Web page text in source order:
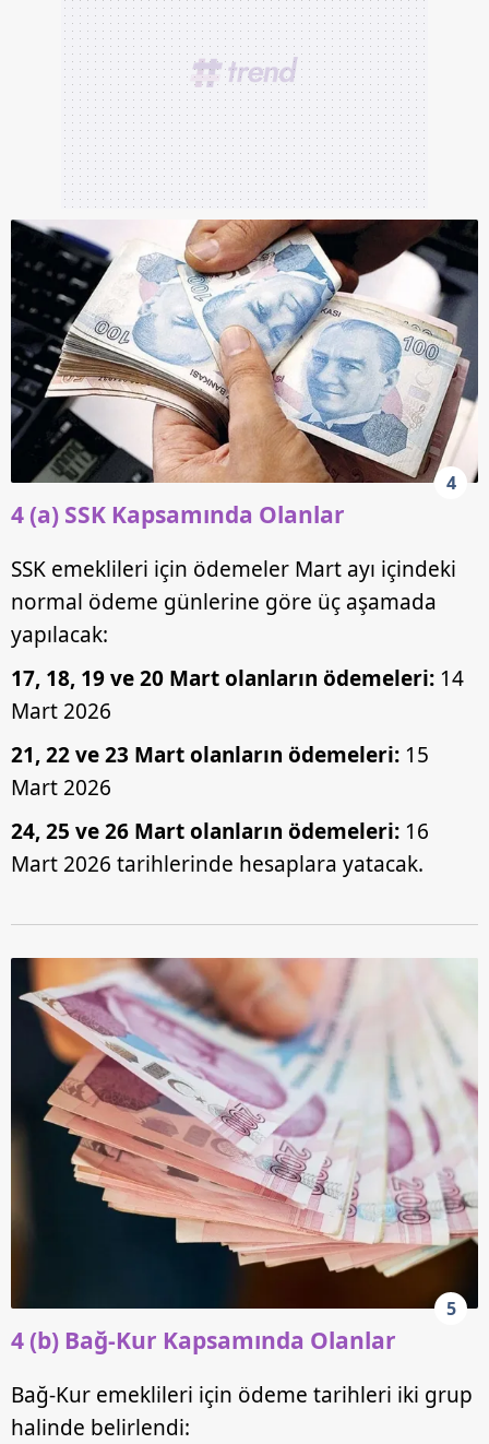
verileriniz işlenmekte olup gerekli olan çerezler bilgi
toplumu hizmetlerinin sunulması amacıyla
kullanılmaktadır. Diğer çerezler, sitemizin daha işlevsel
kılınması ve kişiselleştirilmesi ve sizlere yönelik
reklam/pazarlama faaliyetlerinin yapılması, amaçlarıyla
sınırlı olarak açık rızanız dahilinde kullanılacaktır.
Çerezlere ilişkin tercihlerinizi aşağıda yer alan panel
vasıtasıyla belirleyebilirsiniz. Çerezlere ilişkin detaylı bilgi
için Ayarlar butonuna tıklayabilir,Çerez Bilgilendirme
Metnimiziziyaret edebilirsiniz.
6698 sayılı Kişisel Verilerin Korunması Kanunu uyarınca
hazırlanmış Aydınlatma Metnimizi okumak ve sitemizde
ilgili mevzuata uygun olarak kullanılan çerezlerle ilgili bilgi
almak için lütfen
tıklayınız.
4
4 (a) SSK Kapsamında Olanlar
SSK emeklileri için ödemeler Mart ayı içindeki
normal ödeme günlerine göre üç aşamada
yapılacak:
17, 18, 19 ve 20 Mart olanların ödemeleri: 14
Mart 2026
21, 22 ve 23 Mart olanların ödemeleri: 15
Mart 2026
24, 25 ve 26 Mart olanların ödemeleri: 16
Mart 2026 tarihlerinde hesaplara yatacak.
5
4 (b) Bağ-Kur Kapsamında Olanlar
Bağ-Kur emeklileri için ödeme tarihleri iki grup
halinde belirlendi: